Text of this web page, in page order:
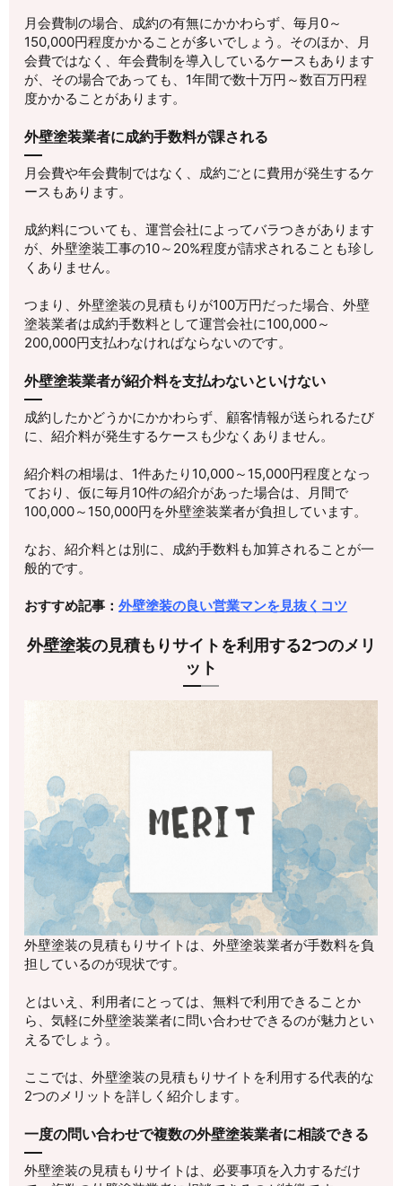
月会費制の場合、成約の有無にかかわらず、毎月0～
150,000円程度かかることが多いでしょう。そのほか、月
会費ではなく、年会費制を導入しているケースもあります
が、その場合であっても、1年間で数十万円～数百万円程
度かかることがあります。
外壁塗装業者に成約手数料が課される
月会費や年会費制ではなく、成約ごとに費用が発生するケ
ースもあります。
成約料についても、運営会社によってバラつきがあります
が、外壁塗装工事の10～20%程度が請求されることも珍し
くありません。
つまり、外壁塗装の見積もりが100万円だった場合、外壁
塗装業者は成約手数料として運営会社に100,000～
200,000円支払わなければならないのです。
外壁塗装業者が紹介料を支払わないといけない
成約したかどうかにかかわらず、顧客情報が送られるたび
に、紹介料が発生するケースも少なくありません。
紹介料の相場は、1件あたり10,000～15,000円程度となっ
ており、仮に毎月10件の紹介があった場合は、月間で
100,000～150,000円を外壁塗装業者が負担しています。
なお、紹介料とは別に、成約手数料も加算されることが一
般的です。
おすすめ記事：外壁塗装の良い営業マンを見抜くコツ
外壁塗装の見積もりサイトを利用する2つのメリ
ット
外壁塗装の見積もりサイトは、外壁塗装業者が手数料を負
担しているのが現状です。
とはいえ、利用者にとっては、無料で利用できることか
ら、気軽に外壁塗装業者に問い合わせできるのが魅力とい
えるでしょう。
ここでは、外壁塗装の見積もりサイトを利用する代表的な
2つのメリットを詳しく紹介します。
一度の問い合わせで複数の外壁塗装業者に相談できる
外壁塗装の見積もりサイトは、必要事項を入力するだけ